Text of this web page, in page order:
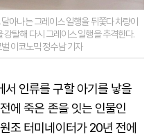
아나는 그레이스 일행을 뒤쫓다 차량이
탈해 다시 그레이스 일행을 추격한다.
이코노믹 정수남 기자
서 인류를 구할 아기를 낳을
에 죽은 존을 잇는 인물인
조 터미네이터가 20년 전에